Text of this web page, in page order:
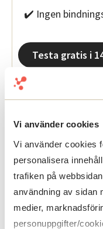
Vi använder cookies
Vi använder cookies
personalisera
trafiken på
användning av sidan
medier,
personuppgifter/
✔️ Ingen
Testa gratis i